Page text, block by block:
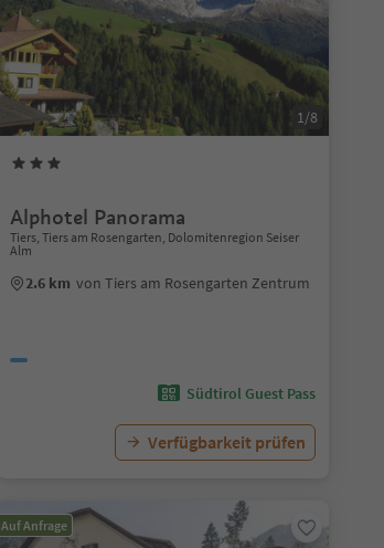
1/8
Alphotel Panorama
Tiers, Tiers am Rosengarten, Dolomitenregion Seiser
Alm
2.6 km von Tiers am Rosengarten Zentrum
Südtirol Guest Pass
Verfügbarkeit prüfen
Auf Anfrage